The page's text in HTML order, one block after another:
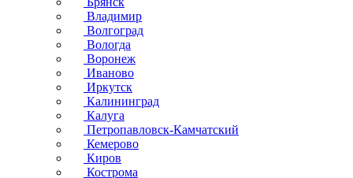
Владимир
Волгоград
Вологда
Воронеж
Иваново
Иркутск
Калининград
Калуга
Петропавловск-Камчатский
Кемерово
Киров
Кострома